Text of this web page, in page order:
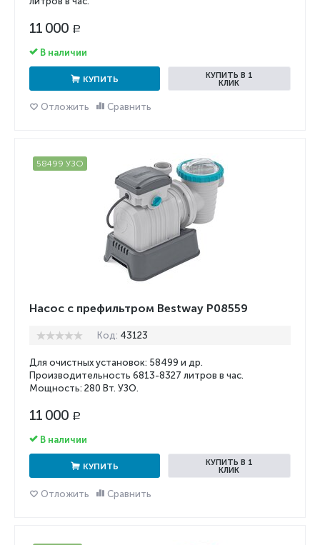
11 000 Р
В наличии
КУПИТЬ
КУПИТЬ В 1
КЛИК
Отложить Сравнить
58499 УЗО
Насос с префильтром Bestway P08559
Код: 43123
Для очистных установок: 58499 и др.
Производительность 6813-8327 литров в час.
Мощность: 280 Вт. УЗО.
11 000 Р
В наличии
КУПИТЬ
КУПИТЬ В 1
КЛИК
Отложить Сравнить